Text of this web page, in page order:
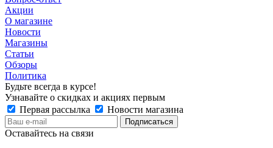
Акции
О магазине
Новости
Магазины
Статьи
Обзоры
Политика
Будьте всегда в курсе!
Узнавайте о скидках и акциях первым
Первая рассылка
Новости магазина
Оставайтесь на связи